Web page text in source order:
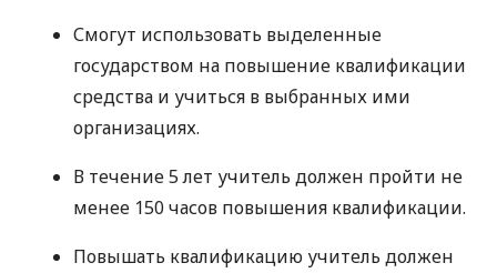
Смогут использовать выделенные
государством на повышение квалификации
средства и учиться в выбранных ими
организациях.
В течение 5 лет учитель должен пройти не
менее 150 часов повышения квалификации.
Повышать квалификацию учитель должен